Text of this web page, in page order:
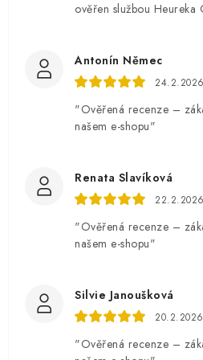
ověřen službou Heureka
Antonín Němec
24.2.2026
"Ověřená recenze –
našem e-shopu"
Renata Slavíková
22.2.2026
"Ověřená recenze –
našem e-shopu"
Silvie Janoušková
20.2.2026
"Ověřená recenze –